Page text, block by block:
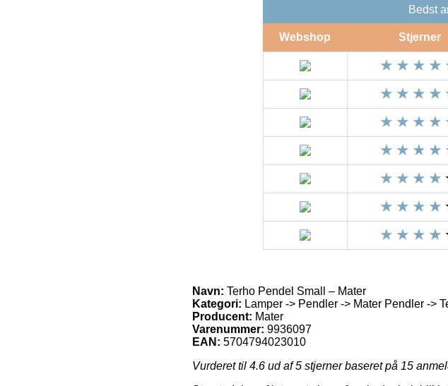
Bedst
Webshop Stjerner
Navn: Terho Pendel Small – Mater
Kategori: Lamper -> Pendler -> Mater Pendler ->
Producent: Mater
Varenummer: 9936097
EAN: 5704794023010
Vurderet til 4.6 ud af 5 stjerner baseret på 15